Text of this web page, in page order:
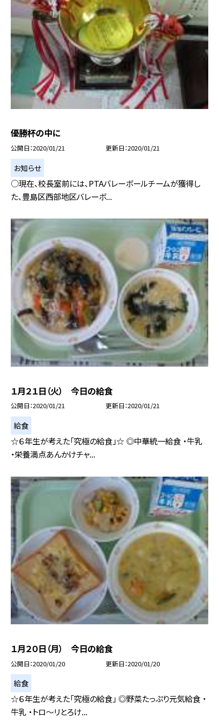
優勝杯の中に
公開日 2020/01/21 更新日 2020/01/21
お知らせ
○現在、校長室前には、PTAバレーボールチームが獲得し
た、豊島区西部地区バレーボ...
１月２１日（火） 今日の給食
公開日 2020/01/21 更新日 2020/01/21
給食
☆６年生が考えた「究極の給食」☆ ◎中華統一給食 ・牛乳
・栄養満点あんかけチャ...
１月２０日（月） 今日の給食
公開日 2020/01/20 更新日 2020/01/20
給食
☆６年生が考えた「究極の給食」 ◎野菜たっぷり元気給食 ・
牛乳 ・トロ〜リとろけ...